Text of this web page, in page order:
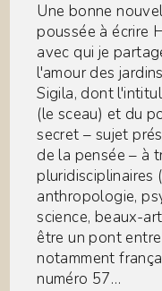
Une bonne
poussée à écrire
avec qui je
l'amour des
Sigila, dont
(le sceau) et du
secret – sujet
de la pensée – à
pluridisciplinaires
anthropologie,
science, beaux-
être un pont
notamment
numéro 57…